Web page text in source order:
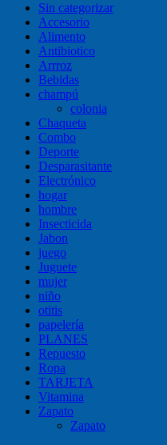
Sin categorizar
Accesorio
Alimento
Antibiotico
Arrroz
Bebidas
champú
colonia
Chaqueta
Combo
Deporte
Desparasitante
Electrónico
hogar
hombre
Insecticida
Jabon
juego
Juguete
mujer
niño
otitis
papelería
PLANES
Repuesto
Ropa
TARJETA
Vitamina
Zapato
Zapato